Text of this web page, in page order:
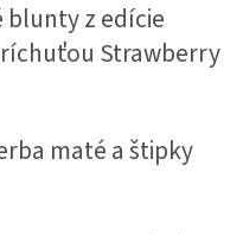
blunty z edície
Strawberry
maté a štipky